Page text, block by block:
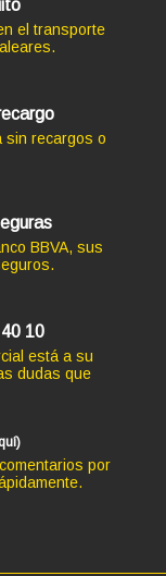
el transporte
sin recargos o
BBVA, sus
10
está a su
dudas que
por